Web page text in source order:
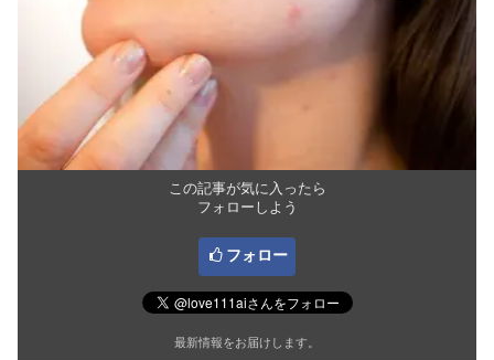
この記事が気に入ったら
フォローしよう
フォロー
最新情報をお届けします。